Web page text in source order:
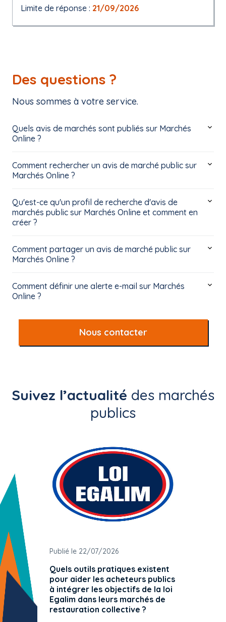
Limite de réponse : 21/09/2026
Des questions ?
Nous sommes à votre service.
Quels avis de marchés sont publiés sur Marchés
Online ?
Comment rechercher un avis de marché public sur
Marchés Online ?
Qu'est-ce qu'un profil de recherche d'avis de
marchés public sur Marchés Online et comment en
créer ?
Comment partager un avis de marché public sur
Marchés Online ?
Comment définir une alerte e-mail sur Marchés
Online ?
Nous contacter
Suivez l’actualité des marchés
publics
Publié le 22/07/2026
Quels outils pratiques existent
pour aider les acheteurs publics
à intégrer les objectifs de la loi
Egalim dans leurs marchés de
restauration collective ?